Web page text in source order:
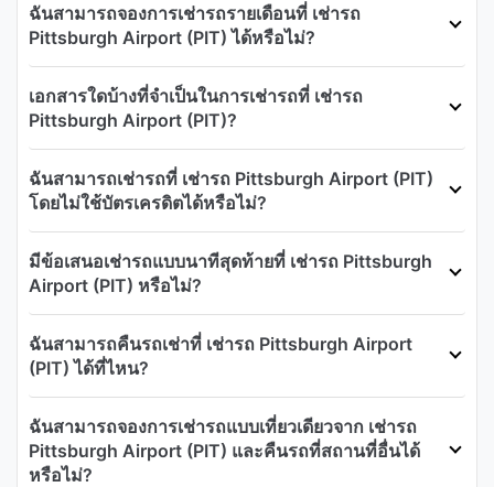
ฉันสามารถจองการเช่ารถรายเดือนที่ เช่ารถ
Pittsburgh Airport (PIT) ได้หรือไม่?
เอกสารใดบ้างที่จำเป็นในการเช่ารถที่ เช่ารถ
Pittsburgh Airport (PIT)?
ฉันสามารถเช่ารถที่ เช่ารถ Pittsburgh Airport (PIT)
โดยไม่ใช้บัตรเครดิตได้หรือไม่?
มีข้อเสนอเช่ารถแบบนาทีสุดท้ายที่ เช่ารถ Pittsburgh
Airport (PIT) หรือไม่?
ฉันสามารถคืนรถเช่าที่ เช่ารถ Pittsburgh Airport
(PIT) ได้ที่ไหน?
ฉันสามารถจองการเช่ารถแบบเที่ยวเดียวจาก เช่ารถ
Pittsburgh Airport (PIT) และคืนรถที่สถานที่อื่นได้
หรือไม่?